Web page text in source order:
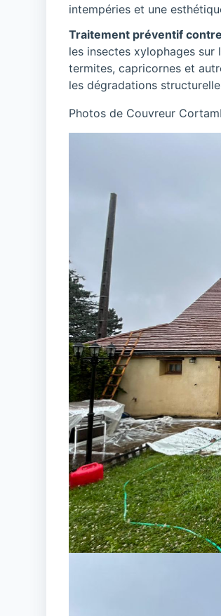
intempéries et une
Traitement préventif
les insectes xylophages
termites, capricornes et
les dégradations
Photos de Couvreur